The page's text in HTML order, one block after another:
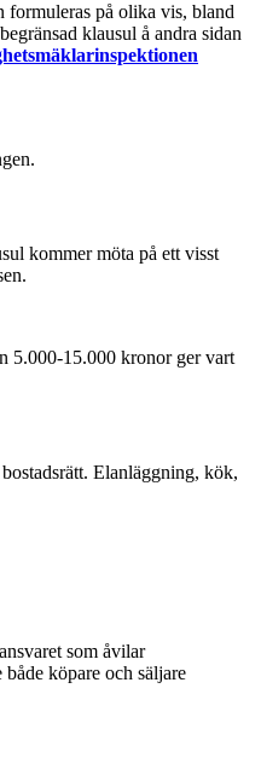
formuleras på olika vis, bland
klausul å andra sidan
kommer möta på ett visst
5.000-15.000 kronor ger vart
Elanläggning, kök,
som åvilar
köpare och säljare